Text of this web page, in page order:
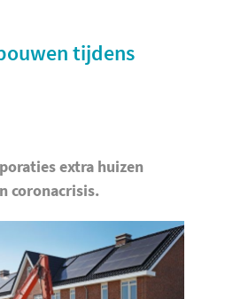
tijdens
extra huizen
coronacrisis.